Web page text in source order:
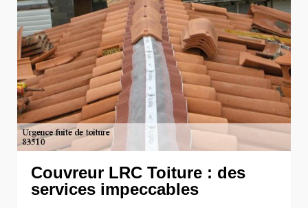
Couvreur LRC Toiture : des
services impeccables